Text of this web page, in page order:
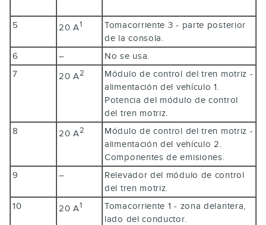
5 20 A1
Tomacorriente 3 - parte posterior
de la consola.
6
–
No se usa.
7
20 A2
Módulo de control del tren motriz -
alimentación del vehículo 1.
Potencia del módulo de control
del tren motriz.
8
20 A2
Módulo de control del tren motriz -
alimentación del vehículo 2.
Componentes de emisiones.
9
–
Relevador del módulo de control
del tren motriz.
10
20 A1
Tomacorriente 1 - zona delantera,
lado del conductor.